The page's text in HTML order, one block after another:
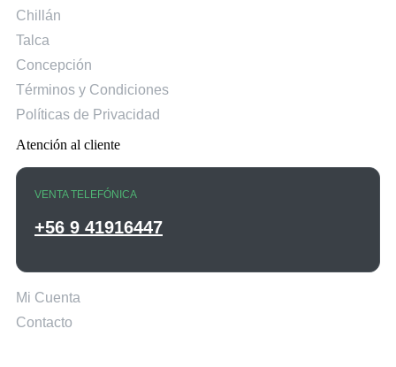
Chillán
Talca
Concepción
Términos y Condiciones
Políticas de Privacidad
Atención al cliente
VENTA TELEFÓNICA
+56 9 41916447
Mi Cuenta
Contacto